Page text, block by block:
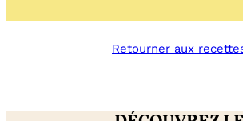
/
Retourner aux